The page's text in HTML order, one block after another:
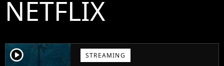
NETFLIX
player2 STREAMING